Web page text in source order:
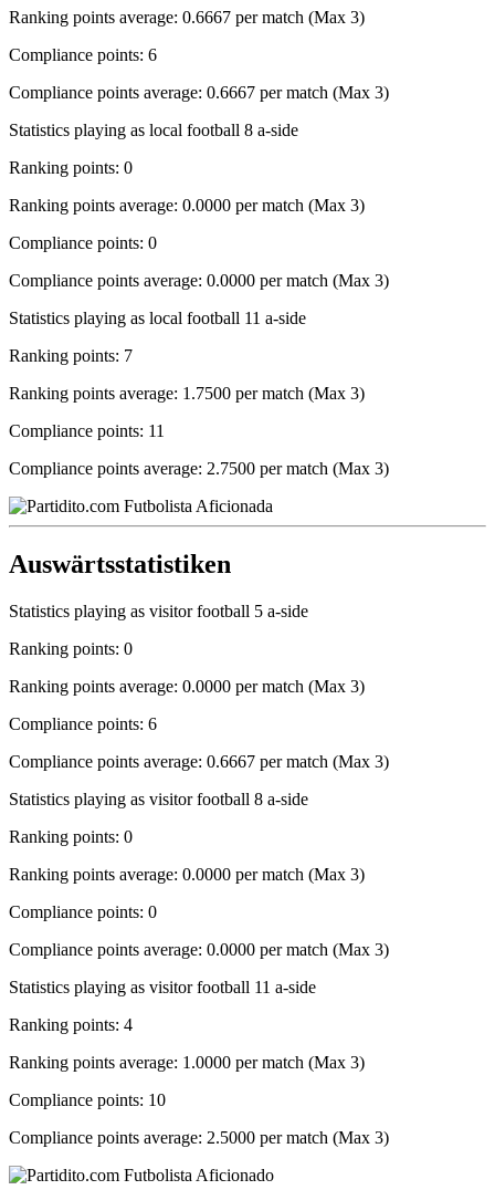
Ranking points average: 0.6667 per match (Max 3)
Compliance points: 6
Compliance points average: 0.6667 per match (Max 3)
Statistics playing as local football 8 a-side
Ranking points: 0
Ranking points average: 0.0000 per match (Max 3)
Compliance points: 0
Compliance points average: 0.0000 per match (Max 3)
Statistics playing as local football 11 a-side
Ranking points: 7
Ranking points average: 1.7500 per match (Max 3)
Compliance points: 11
Compliance points average: 2.7500 per match (Max 3)
Auswärtsstatistiken
Statistics playing as visitor football 5 a-side
Ranking points: 0
Ranking points average: 0.0000 per match (Max 3)
Compliance points: 6
Compliance points average: 0.6667 per match (Max 3)
Statistics playing as visitor football 8 a-side
Ranking points: 0
Ranking points average: 0.0000 per match (Max 3)
Compliance points: 0
Compliance points average: 0.0000 per match (Max 3)
Statistics playing as visitor football 11 a-side
Ranking points: 4
Ranking points average: 1.0000 per match (Max 3)
Compliance points: 10
Compliance points average: 2.5000 per match (Max 3)